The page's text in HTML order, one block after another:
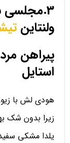
3.مجلسی
ولنتاین
پیراهن
استایل
هودی لش با
زیرا بدون شک
یلدا مشکی